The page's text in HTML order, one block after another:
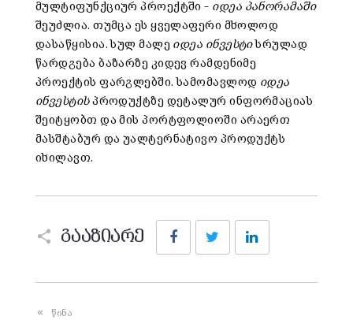
მულტიფუნქციურ პროექტში – იდეა პანორამაში
შეუძლია. თუმცა ეს ყველაფერი მხოლოდ
დასაწყისია. სულ მალე იდეა ინვესტისრულად
წარდგება ბაზარზე კიდევ რამდენიმე
პროექტის ფარგლებში. სამომავლოდ იდეა
ინვესტისპროდუქტზე დეტალურ ინფორმაციას
შეიტყობთ და მის პორტფოლიოში არაერთ
მასშტაბურ და უალტერნატივო პროდუქტს
იხილავთ.
გააზიარე
FacebookTwitter
წინა